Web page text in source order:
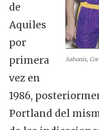
Sabonis,
de
Aquiles
por
primera
vez en
1986,
Portland del